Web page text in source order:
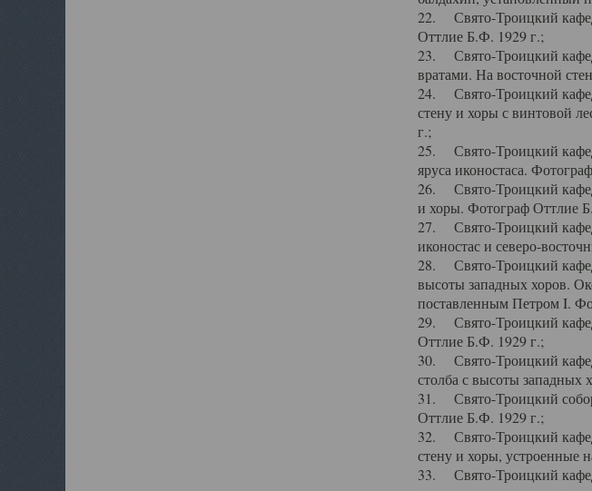
22. Свято-Троицкий
Оттлие Б.Ф. 1929 г.;
23. Свято-Троицкий
вратами. На восточной
24. Свято-Троицкий
стену и хоры с винтовой
г.;
25. Свято-Троицкий
яруса иконостаса.
26. Свято-Троицкий
и хоры. Фотограф Оттлие
27. Свято-Троицкий
иконостас и северо-
28. Свято-Троицкий
высоты западных хоров.
поставленным Петром I.
29. Свято-Троицкий
Оттлие Б.Ф. 1929 г.;
30. Свято-Троицкий
столба с высоты западных
31. Свято-Троицкий
Оттлие Б.Ф. 1929 г.;
32. Свято-Троицкий
стену и хоры, устроенные
33. Свято-Троицкий